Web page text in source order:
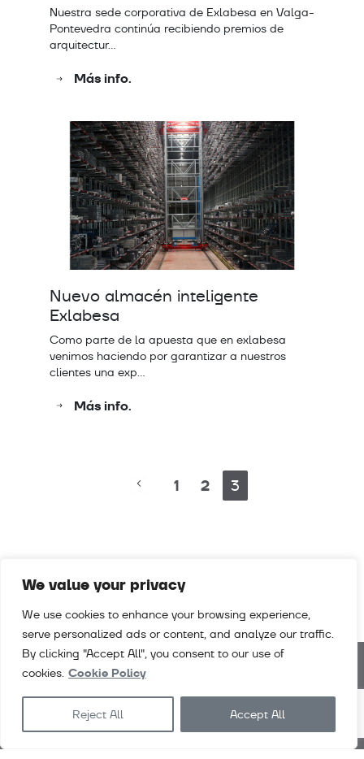
We value your privacy
We use cookies to enhance your browsing experience,
serve personalized ads or content, and analyze our traffic.
By clicking "Accept All", you consent to our use of
cookies. Cookie Policy
Reject All Accept All
Nuestra sede corporativa de Exlabesa en Valga-
Pontevedra continúa recibiendo premios de
arquitectur…
Más info.
Nuevo almacén inteligente
Exlabesa
Como parte de la apuesta que en exlabesa
venimos haciendo por garantizar a nuestros
clientes una exp…
Más info.
1 2 3
ExlabesaArchitecture ExlabesaIndustry